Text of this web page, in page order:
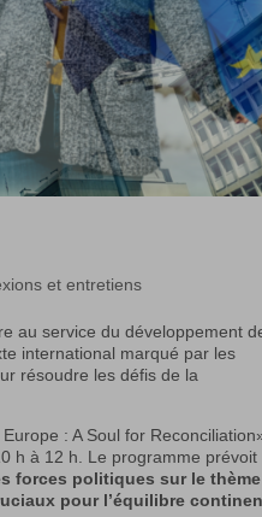
et entretiens
au service du développement
international marqué par les
résoudre les défis de la
: A Soul for
h à 12 h. Le programme prévoit
forces politiques sur le
pour l’équilibre